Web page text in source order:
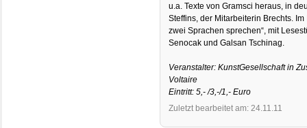
u.a. Texte von Gramsci heraus, in
Steffins, der Mitarbeiterin Brechts.
zwei Sprachen sprechen“, mit
Senocak und Galsan Tschinag.
Veranstalter: KunstGesellschaft in
Voltaire
Eintritt: 5,- /3,-/1,- Euro
Zuletzt bearbeitet am: 24.11.11